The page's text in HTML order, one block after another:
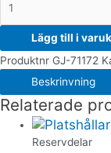
Lägg till i
Produktnr GJ-71172
Beskrinvning
Relaterade
Reservdelar